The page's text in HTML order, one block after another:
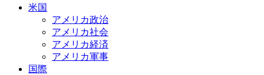
米国
アメリカ政治
アメリカ社会
アメリカ経済
アメリカ軍事
国際